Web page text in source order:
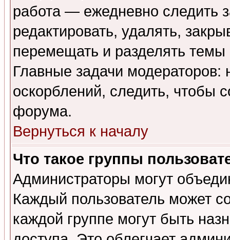
работа — ежедневно следить
редактировать, удалять,
перемещать и разделять
Главные задачи
оскорблений, следить, чтобы
форума.
Вернуться к началу
Что такое группы
Администраторы могут
Каждый пользователь может
каждой группе могут быть